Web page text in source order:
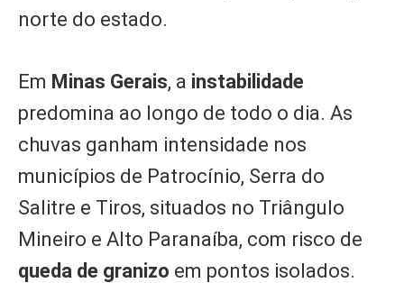
norte do estado.
Em Minas Gerais, a instabilidade
predomina ao longo de todo o dia. As
chuvas ganham intensidade nos
municípios de Patrocínio, Serra do
Salitre e Tiros, situados no Triângulo
Mineiro e Alto Paranaíba, com risco de
queda de granizo em pontos isolados.